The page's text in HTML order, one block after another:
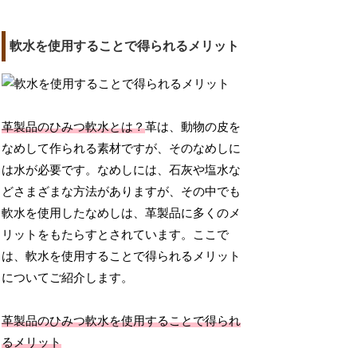
軟水を使用することで得られるメリット
革製品のひみつ軟水とは？革は、動物の皮を
なめして作られる素材ですが、そのなめしに
は水が必要です。なめしには、石灰や塩水な
どさまざまな方法がありますが、その中でも
軟水を使用したなめしは、革製品に多くのメ
リットをもたらすとされています。ここで
は、軟水を使用することで得られるメリット
についてご紹介します。
革製品のひみつ軟水を使用することで得られ
るメリット